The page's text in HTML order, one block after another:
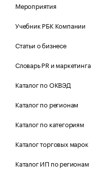
Мероприятия
Учебник РБК Компании
Статьи о бизнесе
Словарь PR и маркетинга
Каталог по ОКВЭД
Каталог по регионам
Каталог по категориям
Каталог торговых марок
Каталог ИП по регионам